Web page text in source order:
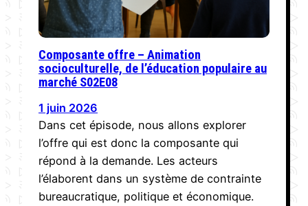
Composante offre – Animation
socioculturelle, de l’éducation populaire au
marché S02E08
1 juin 2026
Dans cet épisode, nous allons explorer
l’offre qui est donc la composante qui
répond à la demande. Les acteurs
l’élaborent dans un système de contrainte
bureaucratique, politique et économique.